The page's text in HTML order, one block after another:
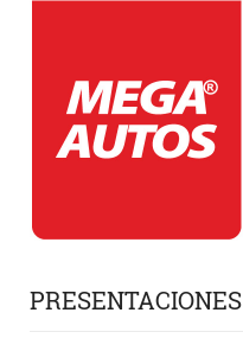
PRESENTACIONES